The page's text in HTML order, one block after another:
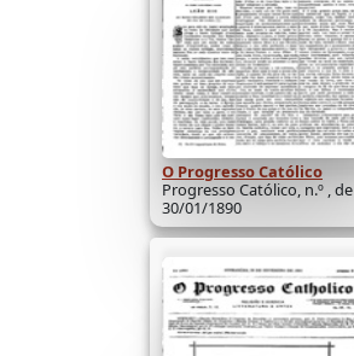
O Progresso Católico
Progresso Católico, n.º , de
30/01/1890